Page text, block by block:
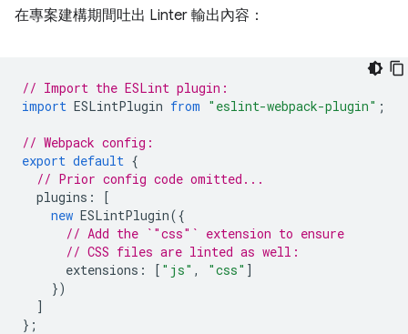
在專案建構期間吐出 Linter 輸出內容：
// Import the ESLint plugin:
import ESLintPlugin from "eslint-webpack-plugin" ;
// Webpack config:
export default {
// Prior config code omitted...
plugins :
[
new ESLintPlugin({
// Add the `"css"` extension to ensure
// CSS files are linted as well:
extensions : [ "js" , "css" ]
})
]
};